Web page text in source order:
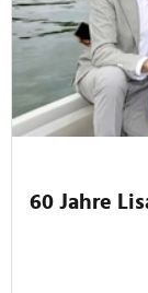
60 Jahre